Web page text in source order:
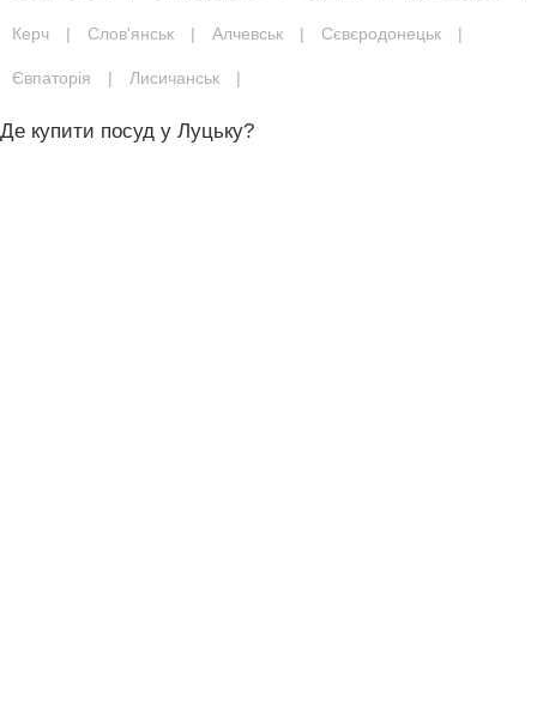
Керч | Слов'янськ | Алчевськ | Сєвєродонецьк |
Євпаторія | Лисичанськ |
Де купити посуд у Луцьку?